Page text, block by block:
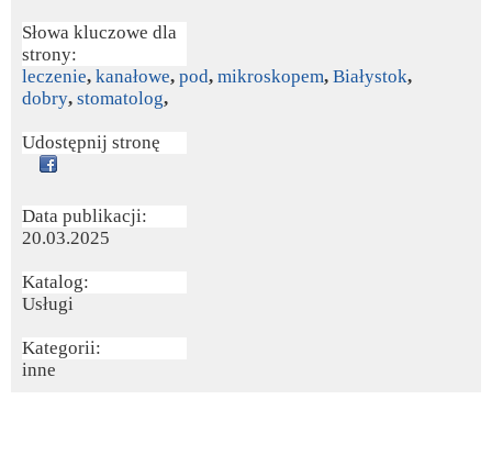
Słowa kluczowe dla
strony:
leczenie, kanałowe, pod, mikroskopem, Białystok,
dobry, stomatolog,
Udostępnij stronę
Data publikacji:
20.03.2025
Katalog:
Usługi
Kategorii:
inne